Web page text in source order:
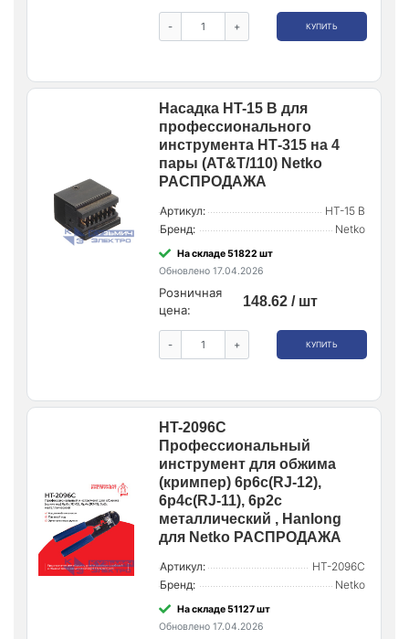
- + КУПИТЬ
Насадка HT-15 B для
профессионального
инструмента НТ-315 на 4
пары (AT&T/110) Netko
РАСПРОДАЖА
Артикул:
HT-15 B
Бренд:
Netko
На складе 51822 шт
Обновлено 17.04.2026
Розничная
цена:
148.62 / шт
- + КУПИТЬ
HT-2096C
Профессиональный
инструмент для обжима
(кримпер) 6p6c(RJ-12),
6p4c(RJ-11), 6p2c
металлический , Hanlong
для Netko РАСПРОДАЖА
Артикул:
HT-2096C
Бренд:
Netko
На складе 51127 шт
Обновлено 17.04.2026